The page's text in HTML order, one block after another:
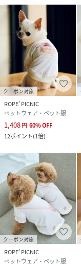
クーポン対象
ROPE' PICNIC
ペットウェア・ペット服
1,408円 60%OFF
12ポイント(1倍)
クーポン対象
ROPE' PICNIC
ペットウェア・ペット服